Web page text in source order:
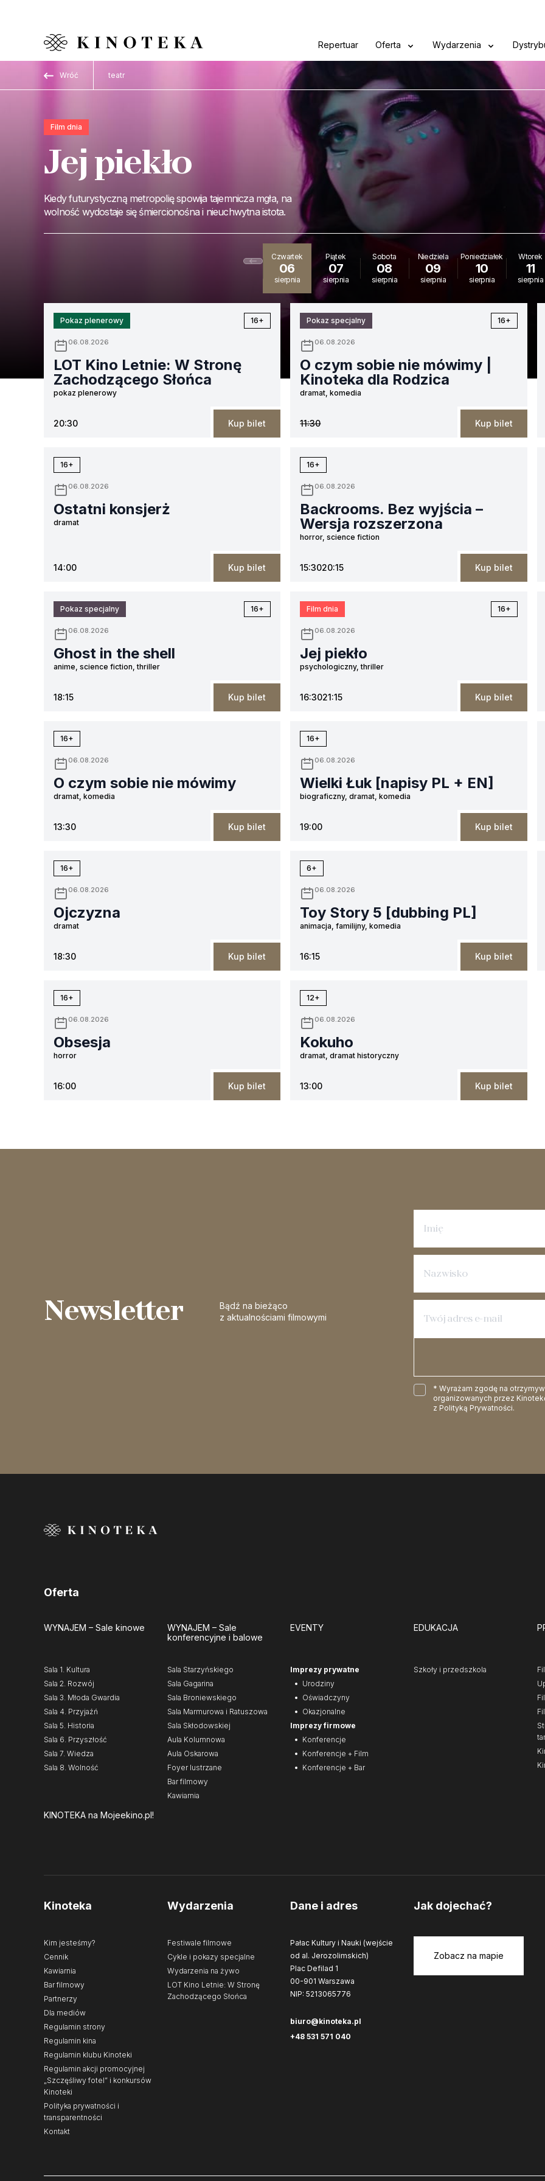
Repertuar Oferta Wydarzenia
Wróć teatr
Film dnia
Jej piekło
Kiedy futurystyczną metropolię spowija tajemnicza mgła, na
wolność wydostaje się śmiercionośna i nieuchwytna istota.
Czwartek
06
sierpnia
Piątek
07
sierpnia
Sobota
08
sierpnia
Niedziela
09
sierpnia
Poniedziałek
10
sierpnia
Wtorek
11
sierpnia
Pokaz plenerowy 16+
06.08.2026
LOT Kino Letnie: W Stronę
Zachodzącego Słońca
pokaz plenerowy
20:30 Kup bilet
Pokaz specjalny 16+
06.08.2026
O czym sobie nie mówimy |
Kinoteka dla Rodzica
dramat, komedia
11:30 Kup bilet
16+
06.08.2026
Ostatni konsjerż
dramat
14:00 Kup bilet
16+
06.08.2026
Backrooms. Bez wyjścia –
Wersja rozszerzona
horror, science fiction
15:3020:15 Kup bilet
Pokaz specjalny 16+
06.08.2026
Ghost in the shell
anime, science fiction, thriller
18:15 Kup bilet
Film dnia 16+
06.08.2026
Jej piekło
psychologiczny, thriller
16:3021:15 Kup bilet
16+
06.08.2026
O czym sobie nie mówimy
dramat, komedia
13:30 Kup bilet
16+
06.08.2026
Wielki Łuk [napisy PL + EN]
biograficzny, dramat, komedia
19:00 Kup bilet
16+
06.08.2026
Ojczyzna
dramat
18:30 Kup bilet
6+
06.08.2026
Toy Story 5 [dubbing PL]
animacja, familijny, komedia
16:15 Kup bilet
16+
06.08.2026
Obsesja
horror
16:00 Kup bilet
12+
06.08.2026
Kokuho
dramat, dramat historyczny
13:00 Kup bilet
Newsletter
Bądź na bieżąco
z aktualnościami filmowymi
* Wyrażam zgodę na
organizowanych przez
z Polityką Prywatności.
Oferta
WYNAJEM – Sale kinowe
Sala 1. Kultura
Sala 2. Rozwój
Sala 3. Młoda Gwardia
Sala 4. Przyjaźń
Sala 5. Historia
Sala 6. Przyszłość
Sala 7. Wiedza
Sala 8. Wolność
WYNAJEM – Sale
konferencyjne i balowe
Sala Starzyńskiego
Sala Gagarina
Sala Broniewskiego
Sala Marmurowa i Ratuszowa
Sala Skłodowskiej
Aula Kolumnowa
Aula Oskarowa
Foyer lustrzane
Bar filmowy
Kawiarnia
EVENTY
Imprezy prywatne
Urodziny
Oświadczyny
Okazjonalne
Imprezy firmowe
Konferencje
Konferencje + Film
Konferencje + Bar
EDUKACJA
Szkoły i przedszkola
KINOTEKA na Mojeekino.pl!
Kinoteka
Kim jesteśmy?
Cennik
Kawiarnia
Bar filmowy
Partnerzy
Dla mediów
Regulamin strony
Regulamin kina
Regulamin klubu Kinoteki
Regulamin akcji promocyjnej
„Szczęśliwy fotel” i konkursów
Kinoteki
Polityka prywatności i
transparentności
Kontakt
Wydarzenia
Festiwale filmowe
Cykle i pokazy specjalne
Wydarzenia na żywo
LOT Kino Letnie: W Stronę
Zachodzącego Słońca
Dane i adres
Pałac Kultury i Nauki (wejście
od al. Jerozolimskich)
Plac Defilad 1
00-901 Warszawa
NIP: 5213065776
biuro@kinoteka.pl
+48 531 571 040
Jak dojechać?
Zobacz na mapie